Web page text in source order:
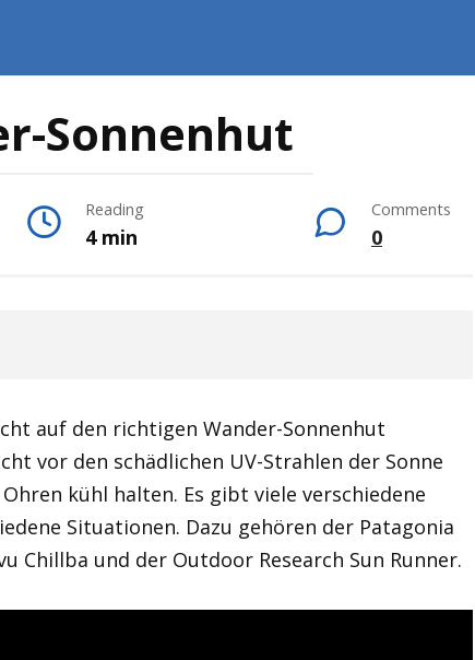
Sonnenhut
Reading
4 min
Comments
0
auf den richtigen Wander-Sonnenhut
vor den schädlichen UV-Strahlen der Sonne
kühl halten. Es gibt viele verschiedene
Situationen. Dazu gehören der Patagonia
Chillba und der Outdoor Research Sun Runner.